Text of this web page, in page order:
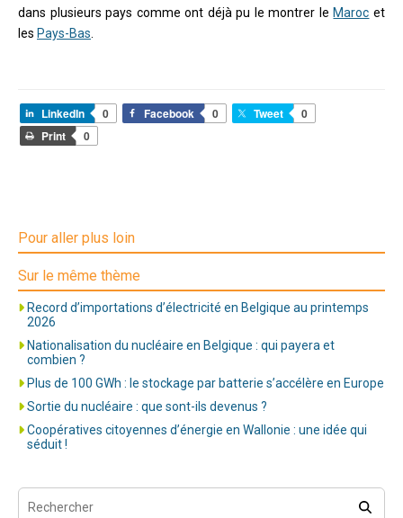
dans plusieurs pays comme ont déjà pu le montrer le Maroc et
les Pays-Bas
LinkedIn 0 Facebook 0 Tweet
0
Print
0
Pour aller plus loin
Sur le même thème
Record d’importations d’électricité en Belgique au printemps
2026
Nationalisation du nucléaire en Belgique : qui payera et
combien ?
Plus de 100 GWh : le stockage par batterie s’accélère en Europe
Sortie du nucléaire : que sont-ils devenus ?
Coopératives citoyennes d’énergie en Wallonie : une idée qui
séduit !